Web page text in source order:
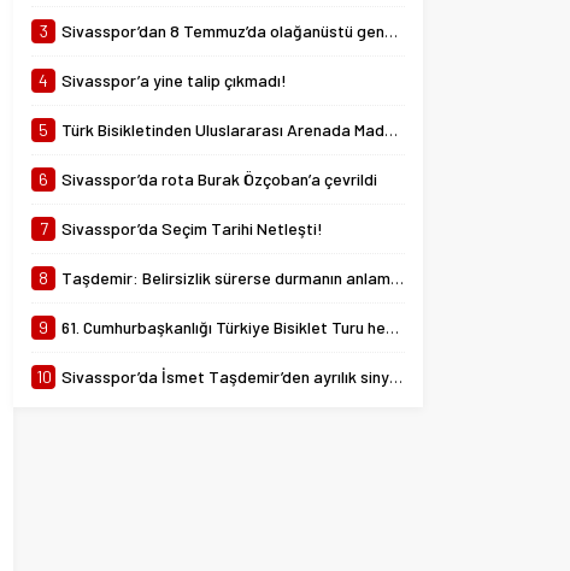
3 Sivasspor’dan 8 Temmuz’da olağanüstü genel kurul kararı!
4 Sivasspor’a yine talip çıkmadı!
5 Türk Bisikletinden Uluslararası Arenada Madalya Yağmuru
6 Sivasspor’da rota Burak Özçoban’a çevrildi
7 Sivasspor’da Seçim Tarihi Netleşti!
8 Taşdemir: Belirsizlik sürerse durmanın anlamı yok
9 61. Cumhurbaşkanlığı Türkiye Bisiklet Turu heyecanı başlıyor
10 Sivasspor’da İsmet Taşdemir’den ayrılık sinyali!